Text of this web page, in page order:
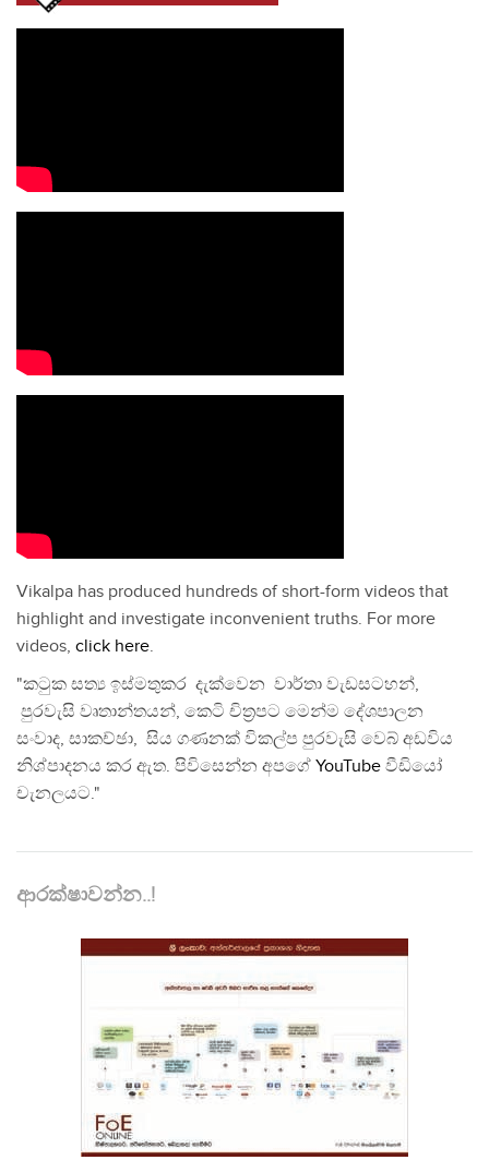
Vikalpa has produced hundreds of short-form videos that
highlight and investigate inconvenient truths. For more
videos, click here.
"කටුක සත්‍ය ඉස්මතුකර දැක්වෙන වාර්තා වැඩසටහන්,
පුරවැසි වෘතාන්තයන්, කෙටි චිත්‍රපට මෙන්ම දේශපාලන
සංවාද, සාකච්ඡා, සිය ගණනක් විකල්ප පුරවැසි වෙබ් අඩවිය
නිශ්පාදනය කර ඇත. පිවිසෙන්න අපගේ YouTube වීඩියෝ
චැනලයට."
ආරක්ෂාවන්න..!